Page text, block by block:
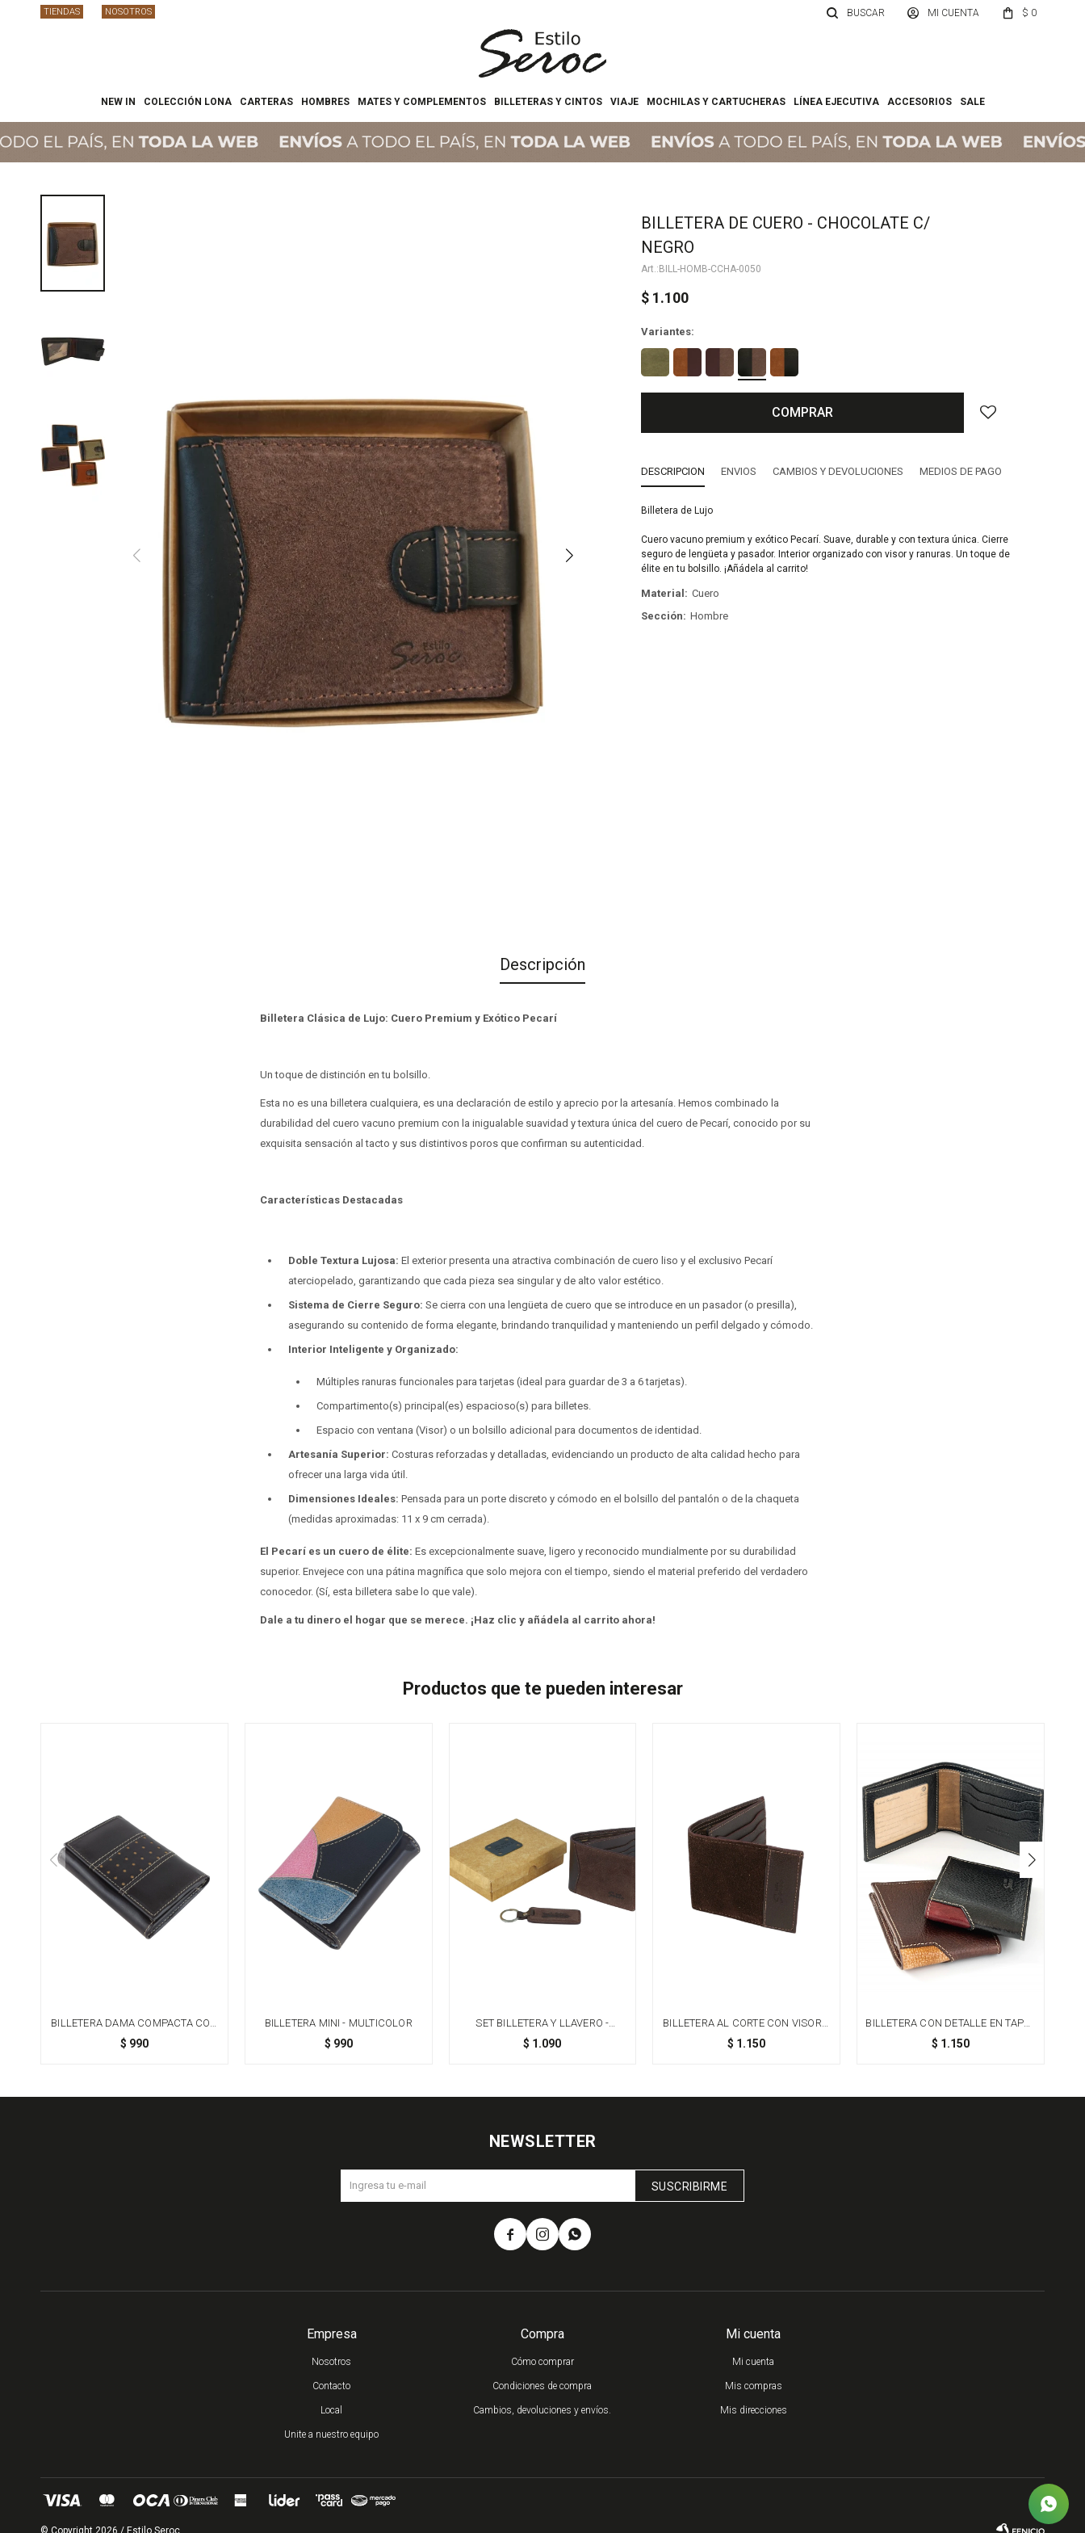
NEW IN COLECCIÓN LONA CARTERAS HOMBRES MATES Y COMPLEMENTOS BILLETERAS Y CINTOS VIAJE MOCHILAS Y CARTUCHERAS LÍNEA EJECUTIVA ACCESORIOS SALE
$ 0
TIENDAS NOSOTROS
BILLETERA DE CUERO - CHOCOLATE C/
NEGRO
BILL-HOMB-CCHA-0050
$ 1.100
Variantes:
COMPRAR
DESCRIPCION ENVIOS CAMBIOS Y DEVOLUCIONES MEDIOS DE PAGO
Billetera de Lujo
Cuero vacuno premium y exótico Pecarí. Suave, durable y con textura única. Cierre
seguro de lengüeta y pasador. Interior organizado con visor y ranuras. Un toque de
élite en tu bolsillo. ¡Añádela al carrito!
Material
Cuero
Sección
Hombre
Descripción
Billetera Clásica de Lujo: Cuero Premium y Exótico Pecarí
Un toque de distinción en tu bolsillo.
Esta no es una billetera cualquiera, es una declaración de estilo y aprecio por la artesanía. Hemos combinado la
durabilidad del cuero vacuno premium con la inigualable suavidad y textura única del cuero de Pecarí, conocido por su
exquisita sensación al tacto y sus distintivos poros que confirman su autenticidad.
Características Destacadas
Doble Textura Lujosa: El exterior presenta una atractiva combinación de cuero liso y el exclusivo Pecarí
aterciopelado, garantizando que cada pieza sea singular y de alto valor estético.
Sistema de Cierre Seguro: Se cierra con una lengüeta de cuero que se introduce en un pasador (o presilla),
asegurando su contenido de forma elegante, brindando tranquilidad y manteniendo un perfil delgado y cómodo.
Interior Inteligente y Organizado:
Múltiples ranuras funcionales para tarjetas (ideal para guardar de 3 a 6 tarjetas).
Compartimento(s) principal(es) espacioso(s) para billetes.
Espacio con ventana (Visor) o un bolsillo adicional para documentos de identidad.
Artesanía Superior: Costuras reforzadas y detalladas, evidenciando un producto de alta calidad hecho para
ofrecer una larga vida útil.
Dimensiones Ideales: Pensada para un porte discreto y cómodo en el bolsillo del pantalón o de la chaqueta
(medidas aproximadas: 11 x 9 cm cerrada).
El Pecarí es un cuero de élite: Es excepcionalmente suave, ligero y reconocido mundialmente por su durabilidad
superior. Envejece con una pátina magnífica que solo mejora con el tiempo, siendo el material preferido del verdadero
conocedor. (Sí, esta billetera sabe lo que vale).
Dale a tu dinero el hogar que se merece. ¡Haz clic y añádela al carrito ahora!
Productos que te pueden interesar
BILLETERA DAMA COMPACTA CON
PERFORACIONES - MARRÓN
$ 990
BILLETERA MINI - MULTICOLOR
$ 990
SET BILLETERA Y LLAVERO -
CHOCOLATE
$ 1.090
BILLETERA AL CORTE CON VISOR Y
TARJETERO - CHOCOLATE
$ 1.150
BILLETERA CON DETALLE EN TAPA -
MARRÓN
$ 1.150
Empresa
Nosotros
Contacto
Local
Unite a nuestro equipo
Compra
Cómo comprar
Condiciones de compra
Cambios, devoluciones y envíos.
Mi cuenta
Mi cuenta
Mis compras
Mis direcciones
NEWSLETTER
SUSCRIBIRME
  
© Copyright 2026 / Estilo Seroc